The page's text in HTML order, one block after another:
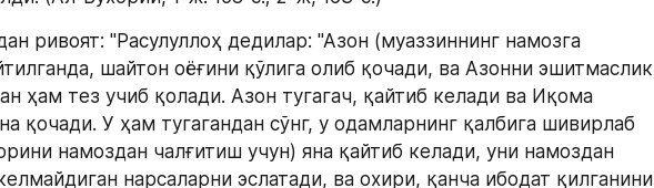
ривоят: "Расулуллоҳ дедилар: "Азон (муаззиннинг намозга
шайтон оёғини қўлига олиб қочади, ва Азонни эшитмаслик
ҳам тез учиб қолади. Азон тугагач, қайтиб келади ва Иқома
қочади. У ҳам тугагандан сўнг, у одамларнинг қалбига шивирлаб
намоздан чалғитиш учун) яна қайтиб келади, уни намоздан
нарсаларни эслатади, ва охири, қанча ибодат қилганини